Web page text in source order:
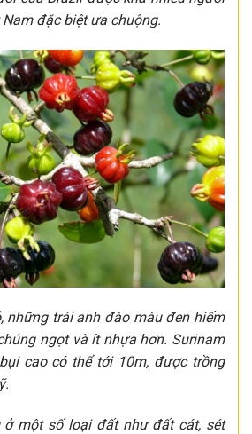
đặc biệt ưa chuộng.
những trái anh đào màu đen hiếm
ngọt và ít nhựa hơn. Surinam
cao có thể tới 10m, được trồng
ở một số loại đất như đất cát, sét